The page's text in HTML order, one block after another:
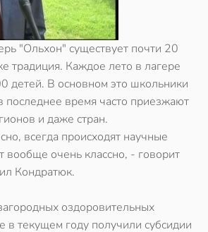
"Ольхон" существует почти 20
традиция. Каждое лето в лагере
детей. В основном это школьники
последнее время часто приезжают
и даже стран.
всегда происходят научные
вообще очень классно, - говорит
Кондратюк.
оздоровительных
в текущем году получили субсидии